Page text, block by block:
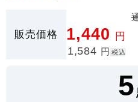
販売価格 1,440 円
1,584 円 税込
5